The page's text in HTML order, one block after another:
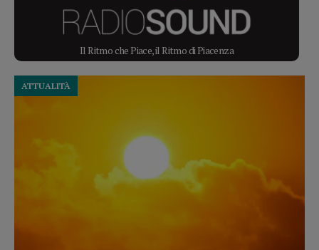
Il Ritmo che Piace, il Ritmo di Piacenza
ATTUALITÀ